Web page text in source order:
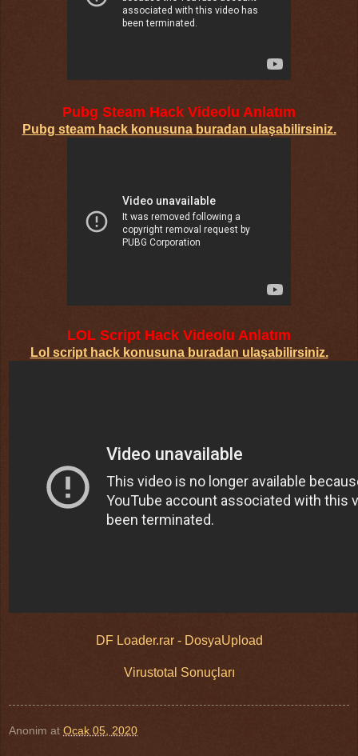
Pubg Steam Hack Videolu Anlatım
Pubg steam hack konusuna buradan ulaşabilirsiniz.
LOL Script Hack Videolu Anlatım
Lol script hack konusuna buradan ulaşabilirsiniz.
DF Loader.rar - DosyaUpload
Virustotal Sonuçları
Anonim at Ocak 05, 2020